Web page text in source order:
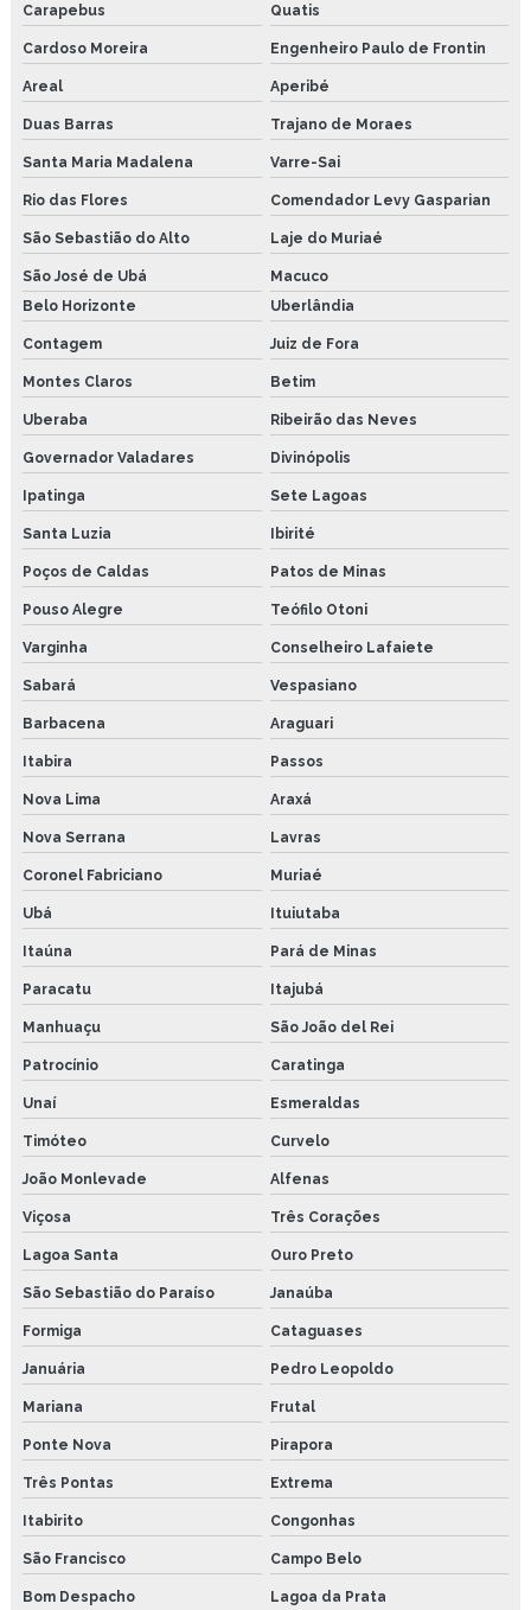
Pasta de montagem anti seize
Pasta de montagem atóxico
Pasta de montagem para parafuso moldes plasticos
Pasta de montagem são paulo
Lubrificante atoxico joão pessoa
Carapebus Quatis
Cardoso Moreira Engenheiro Paulo de Frontin
Areal Aperibé
Duas Barras Trajano de Moraes
Santa Maria Madalena Varre-Sai
Rio das Flores Comendador Levy Gasparian
São Sebastião do Alto Laje do Muriaé
São José de Ubá
Macuco
Belo Horizonte
Uberlândia
Contagem Juiz de Fora
Montes Claros Betim
Uberaba Ribeirão das Neves
Governador Valadares Divinópolis
Ipatinga Sete Lagoas
Santa Luzia Ibirité
Poços de Caldas Patos de Minas
Pouso Alegre Teófilo Otoni
Varginha Conselheiro Lafaiete
Sabará Vespasiano
Barbacena Araguari
Itabira Passos
Nova Lima Araxá
Nova Serrana Lavras
Coronel Fabriciano Muriaé
Ubá Ituiutaba
Itaúna Pará de Minas
Paracatu Itajubá
Manhuaçu São João del Rei
Patrocínio Caratinga
Unaí Esmeraldas
Timóteo Curvelo
João Monlevade Alfenas
Viçosa Três Corações
Lagoa Santa Ouro Preto
São Sebastião do Paraíso Janaúba
Formiga Cataguases
Januária Pedro Leopoldo
Mariana Frutal
Ponte Nova Pirapora
Três Pontas Extrema
Itabirito Congonhas
São Francisco Campo Belo
Bom Despacho Lagoa da Prata